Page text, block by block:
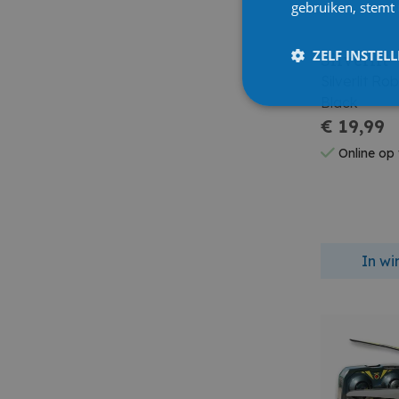
Silverlit
Black
€ 19,99
Online
In
gebruiken,
ZELF